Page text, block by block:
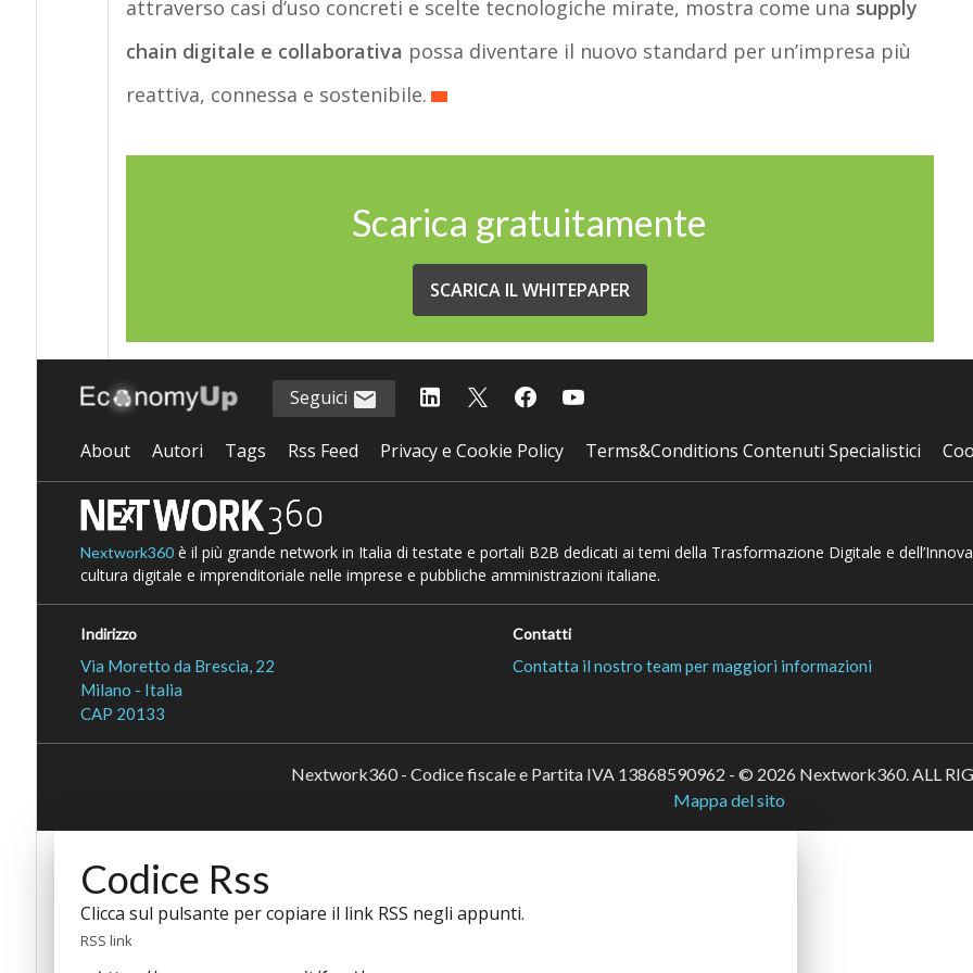
attraverso casi d’uso concreti e scelte tecnologiche mirate, mostra come una supply
chain digitale e collaborativa possa diventare il nuovo standard per un’impresa più
reattiva, connessa e sostenibile.
Scarica gratuitamente
SCARICA IL WHITEPAPER
Seguici
About Autori Tags Rss Feed Privacy e Cookie Policy Terms&Conditions Contenuti Specialistici
Nextwork360è il più grande network in Italia di testate e portali B2B dedicati ai temi della Trasformazione Digitale e
cultura digitale e imprenditoriale nelle imprese e pubbliche amministrazioni italiane.
Indirizzo
Via Moretto da Brescia, 22
Milano - Italia
CAP 20133
Contatti
Contatta il nostro team per maggiori informazioni
Nextwork360 - Codice fiscale e Partita IVA 13868590962 - © 2026 Nextwork360. ALL
Mappa del sito
Codice Rss
Clicca sul pulsante per copiare il link RSS negli appunti.
RSS link